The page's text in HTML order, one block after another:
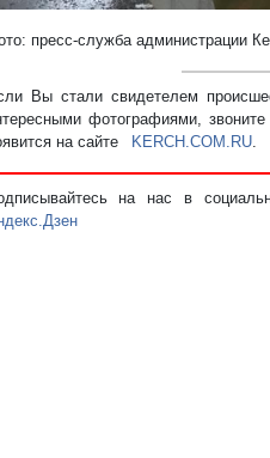
пресс-служба администрации
Вы стали свидетелем
фотографиями, звоните
на сайте KERCH.COM.RU.
на нас в